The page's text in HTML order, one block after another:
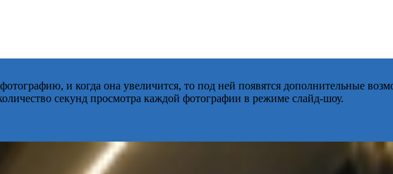
и когда она увеличится, то под ней появятся дополнительные
секунд просмотра каждой фотографии в режиме слайд-шоу.